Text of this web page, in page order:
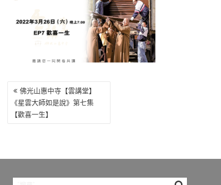
b
o
k
te
r
gr
a
m
y
Li
n
k
文
章
導
覽
佛光山惠中寺【雲講堂】
《星雲大師如是說》第七集
【歡喜一生】